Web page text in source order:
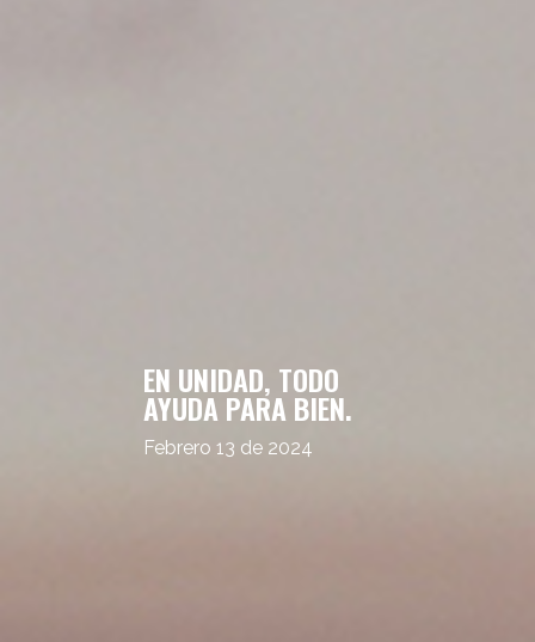
EN UNIDAD, TODO
AYUDA PARA BIEN.
Febrero 13 de 2024